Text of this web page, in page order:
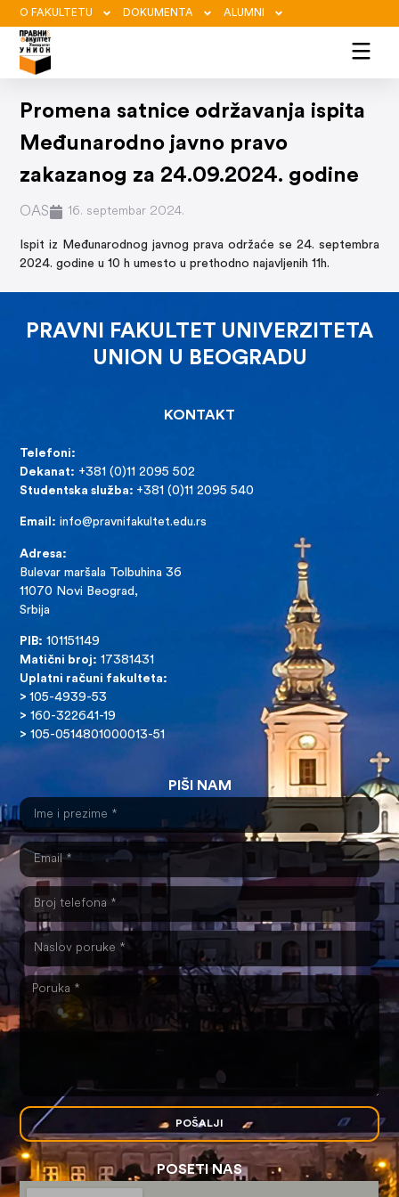
O FAKULTETU DOKUMENTA ALUMNI
Promena satnice održavanja ispita
Međunarodno javno pravo
zakazanog za 24.09.2024. godine
OAS 16. septembar 2024.
Ispit iz Međunarodnog javnog prava održaće se 24. septembra
2024. godine u 10 h umesto u prethodno najavljenih 11h.
PRAVNI FAKULTET UNIVERZITETA
UNION U BEOGRADU
KONTAKT
Telefoni:
Dekanat: +381 (0)11 2095 502
Studentska služba: +381 (0)11 2095 540
Email: info@pravnifakultet.edu.rs
Adresa:
Bulevar maršala Tolbuhina 36
11070 Novi Beograd,
Srbija
PIB: 101151149
Matični broj: 17381431
Uplatni računi fakulteta:
>105-4939-53
> 160-322641-19
> 105-0514801000013-51
PIŠI NAM
POŠALJI
POSETI NAS